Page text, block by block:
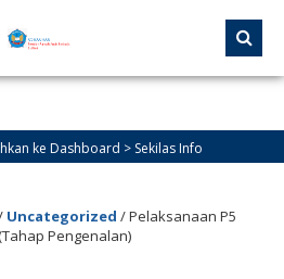
> Sekilas Info
Uncategorized /Pelaksanaan P5
Pengenalan)